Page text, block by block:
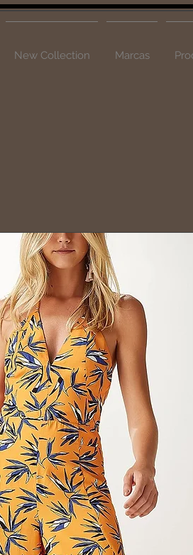
New Collection Marcas